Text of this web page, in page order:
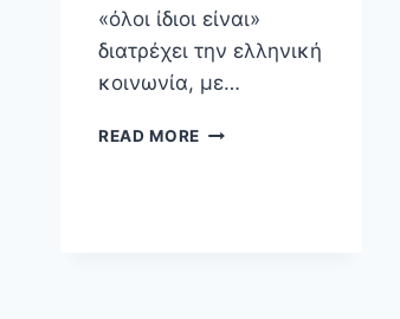
«όλοι ίδιοι είναι»
διατρέχει την ελληνική
κοινωνία, με…
READ MORE